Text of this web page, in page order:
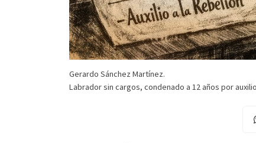
Gerardo Sánchez Martínez.
Labrador sin cargos, condenado a 12 años por